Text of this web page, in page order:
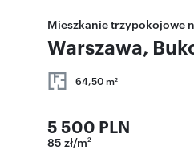
Mieszkanie trzypokojowe
Warszawa,
64,50 m2
5 500 PLN
85 zł/m2